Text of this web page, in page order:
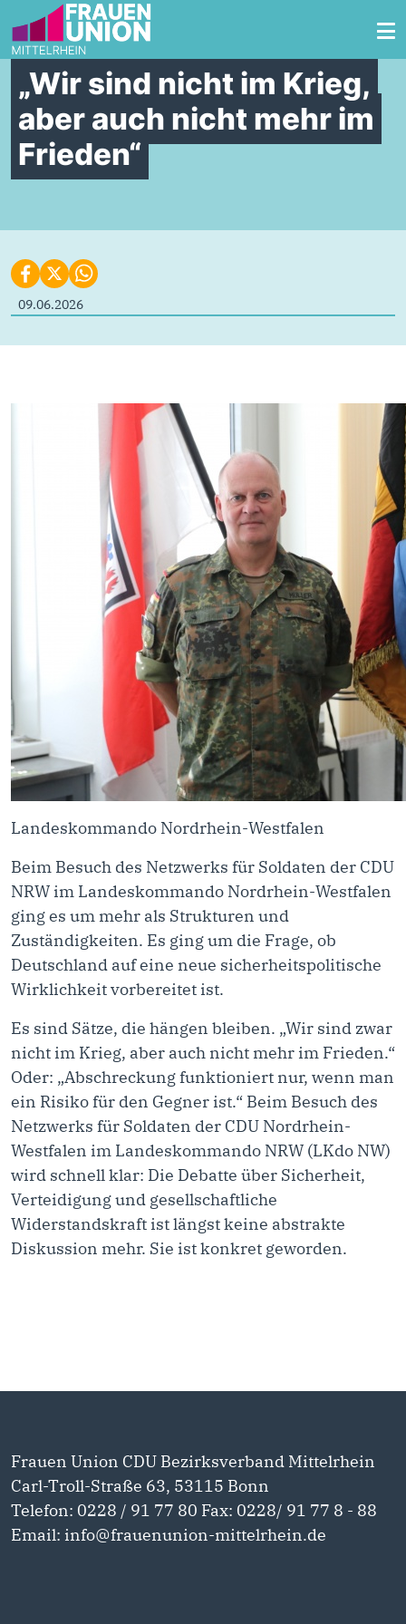
Zum Inhalt springen
„Wir sind nicht im Krieg,
aber auch nicht mehr im
Frieden“
09.06.2026
Landeskommando Nordrhein-Westfalen
Beim Besuch des Netzwerks für Soldaten der CDU
NRW im Landeskommando Nordrhein-Westfalen
ging es um mehr als Strukturen und
Zuständigkeiten. Es ging um die Frage, ob
Deutschland auf eine neue sicherheitspolitische
Wirklichkeit vorbereitet ist.
Es sind Sätze, die hängen bleiben. „Wir sind zwar
nicht im Krieg, aber auch nicht mehr im Frieden.“
Oder: „Abschreckung funktioniert nur, wenn man
ein Risiko für den Gegner ist.“ Beim Besuch des
Netzwerks für Soldaten der CDU Nordrhein-
Westfalen im Landeskommando NRW (LKdo NW)
wird schnell klar: Die Debatte über Sicherheit,
Verteidigung und gesellschaftliche
Widerstandskraft ist längst keine abstrakte
Diskussion mehr. Sie ist konkret geworden.
Frauen Union CDU Bezirksverband Mittelrhein
Carl-Troll-Straße 63, 53115 Bonn
Telefon: 0228 / 91 77 80 Fax: 0228/ 91 77 8 - 88
Email: info@frauenunion-mittelrhein.de